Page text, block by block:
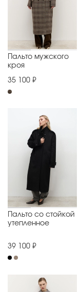
Пальто мужского
кроя
35 100 ₽
Пальто со стойкой
утепленное
39 100 ₽